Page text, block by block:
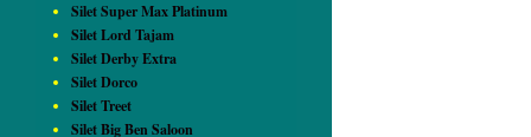
Silet Super Max Platinum
Silet Lord Tajam
Silet Derby Extra
Silet Dorco
Silet Treet
Silet Big Ben Saloon